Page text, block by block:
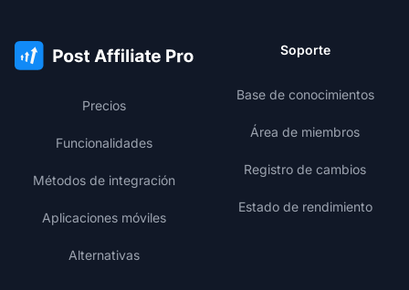
Precios
Funcionalidades
Métodos de integración
Aplicaciones móviles
Alternativas
Soporte
Base de conocimientos
Área de miembros
Registro de cambios
Estado de rendimiento